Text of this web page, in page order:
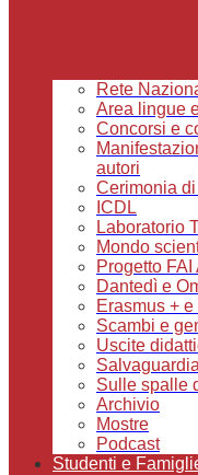
Rete
Area lingue
Concorsi e
autori
Cerimonia
ICDL
Laboratorio
Mondo
Progetto
Dantedì e
Erasmus +
Scambi e
Uscite
Sulle spalle
Archivio
Mostre
Podcast
Studenti e